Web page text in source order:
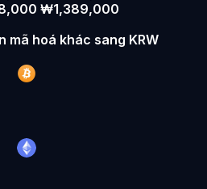
₩1,389,000
mã hoá khác sang KRW